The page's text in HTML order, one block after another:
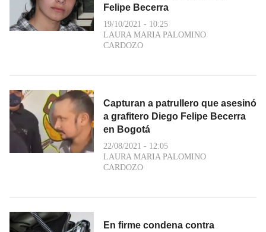
Felipe Becerra
19/10/2021 - 10:25
LAURA MARIA PALOMINO
CARDOZO
Capturan a patrullero que asesinó
a grafitero Diego Felipe Becerra
en Bogotá
22/08/2021 - 12:05
LAURA MARIA PALOMINO
CARDOZO
En firme condena contra